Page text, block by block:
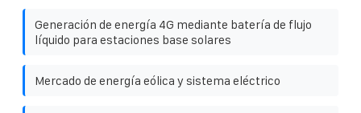
Generación de energía 4G mediante batería de flujo
líquido para estaciones base solares
Mercado de energía eólica y sistema eléctrico